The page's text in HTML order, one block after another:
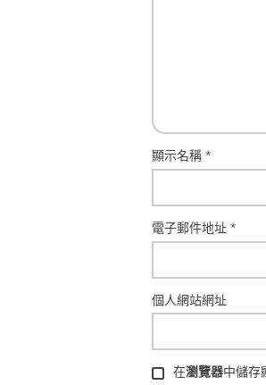
顯示名稱 *
電子郵件地址 *
個人網站網址
在瀏覽器中儲存